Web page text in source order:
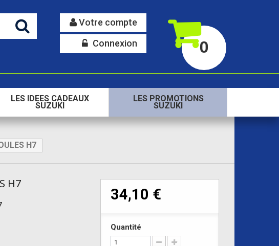
0
Votre compte
Connexion
LES IDEES CADEAUX
SUZUKI
LES PROMOTIONS
SUZUKI
H7
H7
34,10 €
Quantité